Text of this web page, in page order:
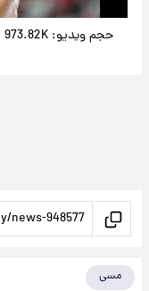
حجم ویدیو: 973.82K |
مسی